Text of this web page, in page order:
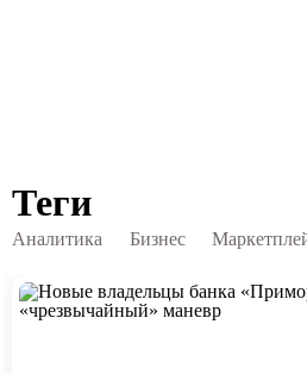
Теги
Аналитика Бизнес